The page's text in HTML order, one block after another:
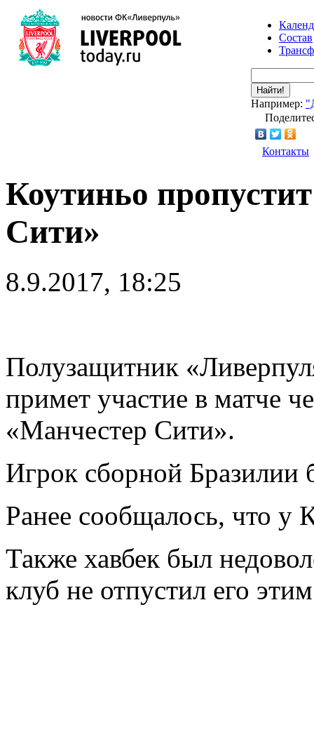
Состав
Найти!
Например:
Контакты
Коутиньо
Сити»
8.9.2017, 18:25
Полузащитник
примет участие в матче
«Манчестер Сити».
Игрок сборной Бразилии
Ранее сообщалось, что у
Также хавбек был
клуб не отпустил его